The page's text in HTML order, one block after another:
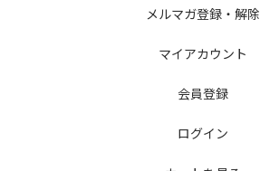
メルマガ登録・解除
マイアカウント
会員登録
ログイン